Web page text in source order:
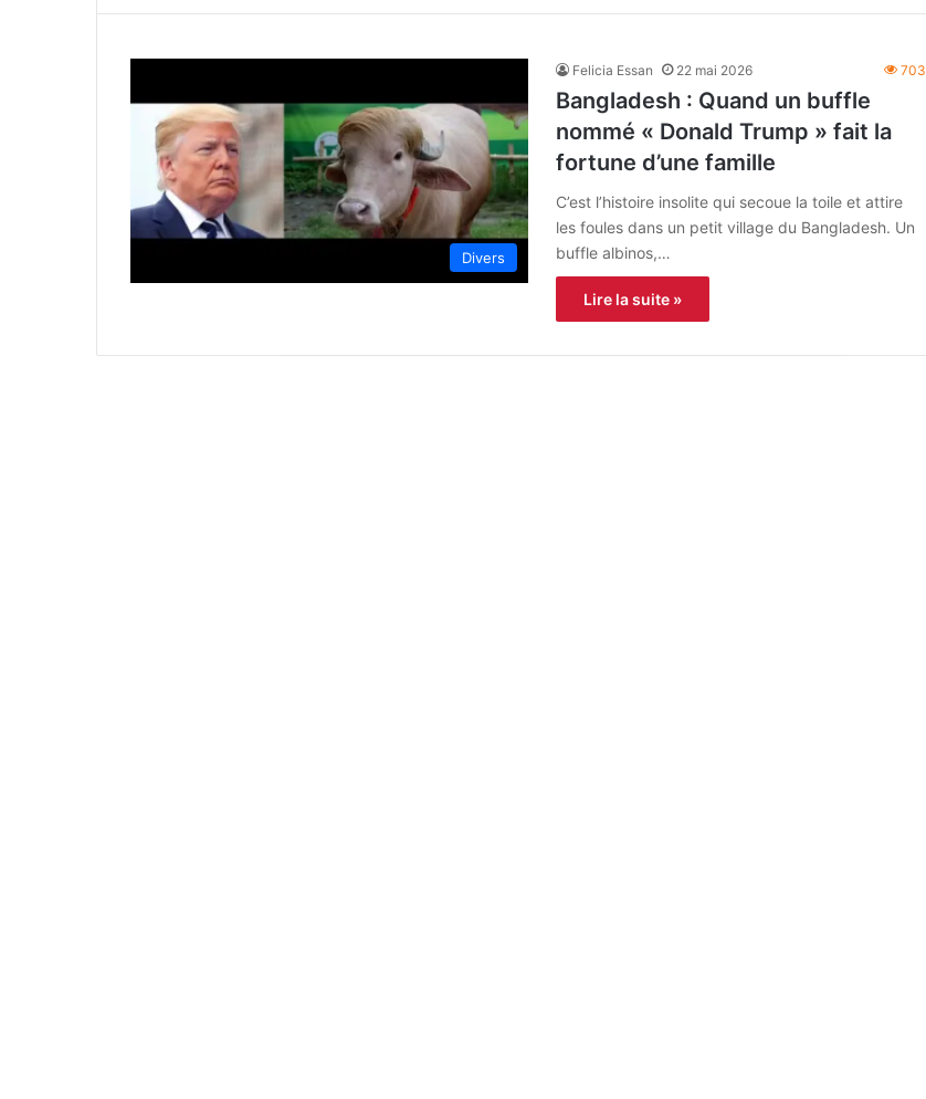
Divers
Felicia Essan 22 mai 2026 703
Bangladesh : Quand un buffle
nommé « Donald Trump » fait la
fortune d’une famille
C’est l’histoire insolite qui secoue la toile et attire
les foules dans un petit village du Bangladesh. Un
buffle albinos,…
Lire la suite »